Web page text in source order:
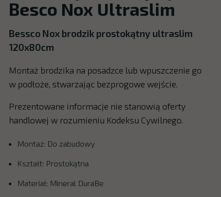
Besco Nox Ultraslim
Bessco Nox brodzik prostokątny ultraslim
120x80cm
Montaż brodzika na posadzce lub wpuszczenie go
w podłoże, stwarzając bezprogowe wejście.
Prezentowane informacje nie stanowią oferty
handlowej w rozumieniu Kodeksu Cywilnego.
Montaż: Do zabudowy
Kształt: Prostokątna
Materiał: Mineral DuraBe